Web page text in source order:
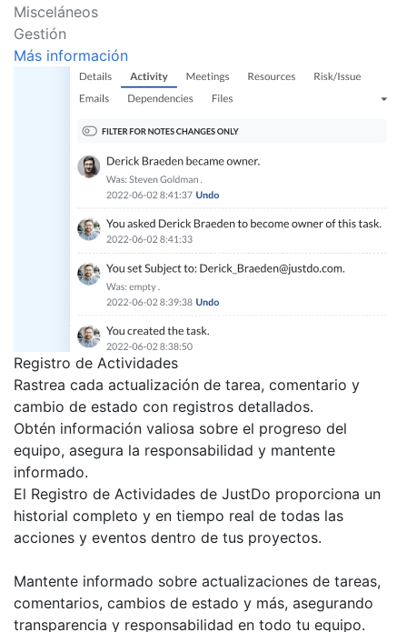
Misceláneos
Gestión
Más información
Registro de Actividades
Rastrea cada actualización de tarea, comentario y
cambio de estado con registros detallados.
Obtén información valiosa sobre el progreso del
equipo, asegura la responsabilidad y mantente
informado.
El Registro de Actividades de JustDo proporciona un
historial completo y en tiempo real de todas las
acciones y eventos dentro de tus proyectos.
Mantente informado sobre actualizaciones de tareas,
comentarios, cambios de estado y más, asegurando
transparencia y responsabilidad en todo tu equipo.